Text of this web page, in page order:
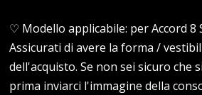
♡ Modello applicabile: per Accord 8
Assicurati di avere la forma /
dell'acquisto. Se non sei sicuro che
prima inviarci l'immagine della